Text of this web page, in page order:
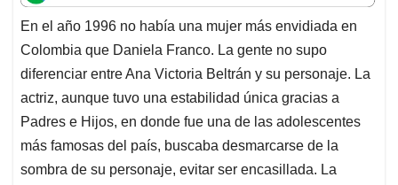
t
s
A
p
p
e
b
o
o
k
k
e
d
I
n
i
l
e
a
d
s
En el año 1996 no había una mujer más envidiada en
Colombia que Daniela Franco. La gente no supo
diferenciar entre Ana Victoria Beltrán y su personaje. La
actriz, aunque tuvo una estabilidad única gracias a
Padres e Hijos, en donde fue una de las adolescentes
más famosas del país, buscaba desmarcarse de la
sombra de su personaje, evitar ser encasillada. La